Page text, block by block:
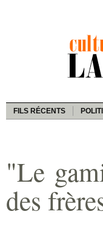
FILS RÉCENTS
"Le
des